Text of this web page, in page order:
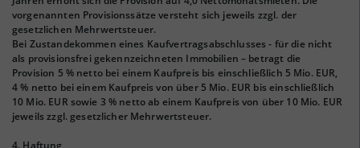
vorgenannten Provisionssätze versteht sich jeweils zzgl. der
gesetzlichen Mehrwertsteuer.
Bei Zustandekommen eines Kaufvertragsabschlusses - für die nicht
als provisionsfrei gekennzeichneten Immobilien – betragt die
Provision 5 % netto bei einem Kaufpreis bis einschließlich 5 Mio. EUR,
4 % netto bei einem Kaufpreis von über 5 Mio. EUR bis einschließlich
10 Mio. EUR sowie 3 % netto ab einem Kaufpreis von über 10 Mio. EUR
jeweils zzgl. gesetzlicher Mehrwertsteuer.
4. Haftung